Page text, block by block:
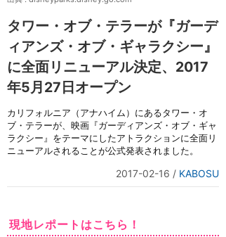
タワー・オブ・テラーが『ガーデ
ィアンズ・オブ・ギャラクシー』
に全面リニューアル決定、2017
年5月27日オープン
カリフォルニア（アナハイム）にあるタワー・オ
ブ・テラーが、映画『ガーディアンズ・オブ・ギャ
ラクシー』をテーマにしたアトラクションに全面リ
ニューアルされることが公式発表されました。
2017-02-16 / KABOSU
現地レポートはこちら！